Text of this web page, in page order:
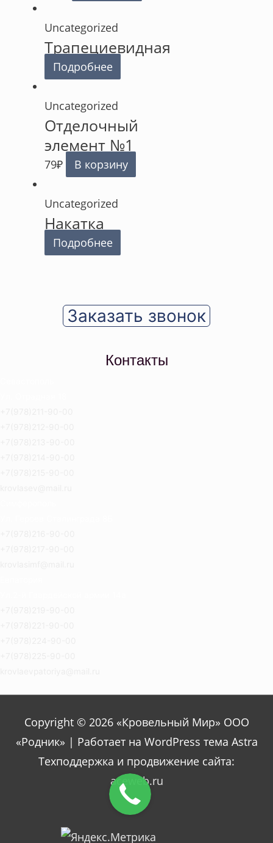
Uncategorized
Трапециевидная
Подробнее
Uncategorized
Отделочный
элемент №1
79₽ В корзину
Uncategorized
Накатка
Подробнее
Заказать звонок
Контакты
Copyright © 2026 «Кровельный Мир» ООО
«Родник» | Работает на WordPress тема Astra
Техподдержка и продвижение сайта:
aceweb.ru